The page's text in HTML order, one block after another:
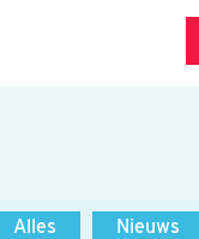
Alles Nieuws